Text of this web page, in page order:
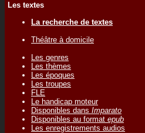
Les textes
La recherche de textes
Théâtre à domicile
Les genres
Les thèmes
Les époques
Les troupes
FLE
Le handicap moteur
Disponibles dans Imparato
Disponibles au format epub
Les enregistrements audios